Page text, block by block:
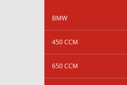
BMW
450 CCM
650 CCM